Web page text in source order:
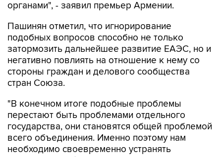
органами", - заявил премьер Армении.
Пашинян отметил, что игнорирование
подобных вопросов способно не только
затормозить дальнейшее развитие ЕАЭС, но и
негативно повлиять на отношение к нему со
стороны граждан и делового сообщества
стран Союза.
"В конечном итоге подобные проблемы
перестают быть проблемами отдельного
государства, они становятся общей проблемой
всего объединения. Именно поэтому нам
необходимо своевременно устранять